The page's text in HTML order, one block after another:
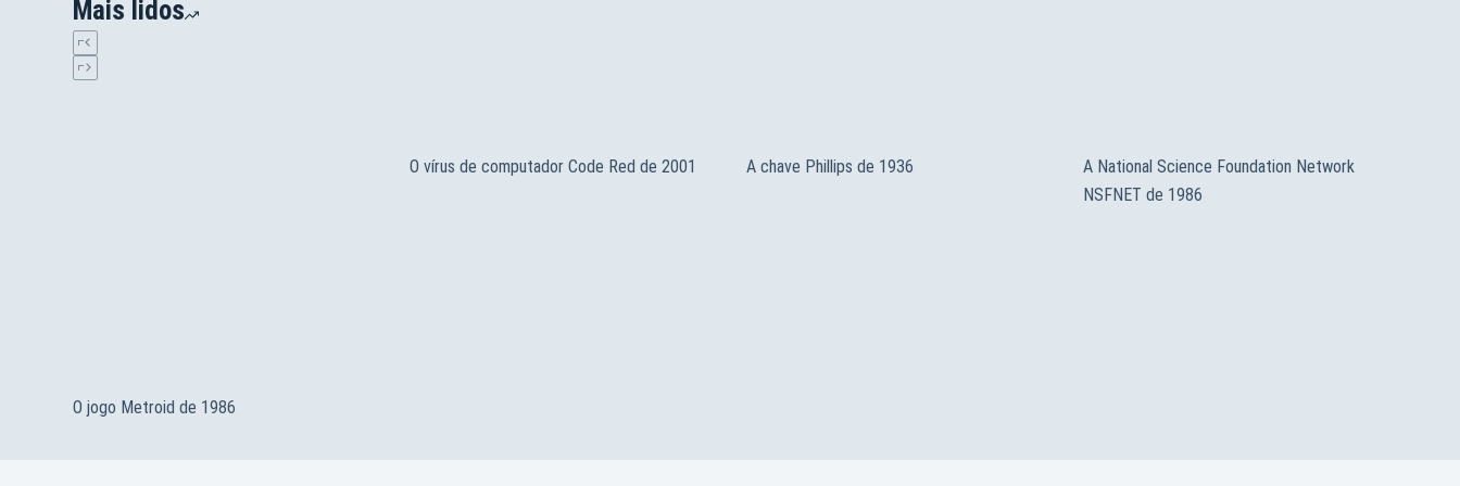
Mais lidos
O vírus de computador Code Red de 2001 A chave Phillips de 1936
A National Science Foundation Network
NSFNET de 1986
O jogo Metroid de 1986